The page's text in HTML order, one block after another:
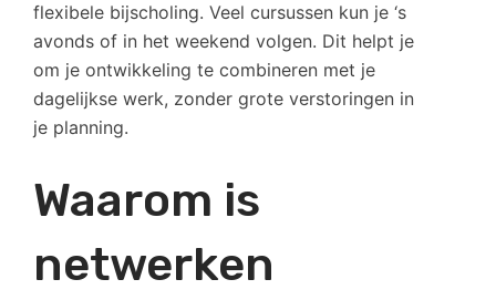
flexibele bijscholing. Veel cursussen kun je ‘s
avonds of in het weekend volgen. Dit helpt je
om je ontwikkeling te combineren met je
dagelijkse werk, zonder grote verstoringen in
je planning.
Waarom is
netwerken